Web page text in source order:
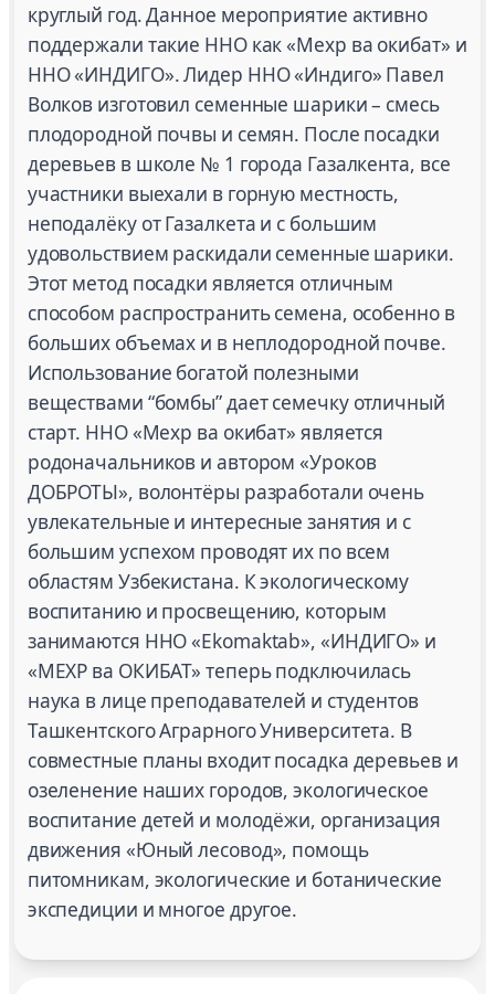
круглый год. Данное мероприятие активно
поддержали такие ННО как «Мехр ва окибат» и
ННО «ИНДИГО». Лидер ННО «Индиго» Павел
Волков изготовил семенные шарики – смесь
плодородной почвы и семян. После посадки
деревьев в школе № 1 города Газалкента, все
участники выехали в горную местность,
неподалёку от Газалкета и с большим
удовольствием раскидали семенные шарики.
Этот метод посадки является отличным
способом распространить семена, особенно в
больших объемах и в неплодородной почве.
Использование богатой полезными
веществами “бомбы” дает семечку отличный
старт. ННО «Мехр ва окибат» является
родоначальников и автором «Уроков
ДОБРОТЫ», волонтёры разработали очень
увлекательные и интересные занятия и с
большим успехом проводят их по всем
областям Узбекистана. К экологическому
воспитанию и просвещению, которым
занимаются ННО «Ekomaktab», «ИНДИГО» и
«МЕХР ва ОКИБАТ» теперь подключилась
наука в лице преподавателей и студентов
Ташкентского Аграрного Университета. В
совместные планы входит посадка деревьев и
озеленение наших городов, экологическое
воспитание детей и молодёжи, организация
движения «Юный лесовод», помощь
питомникам, экологические и ботанические
экспедиции и многое другое.